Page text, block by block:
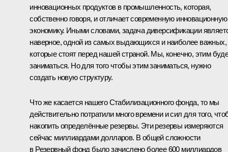
инновационных продуктов в промышленность, которая,
собственно говоря, и отличает современную инновационную
экономику. Иными словами, задача диверсификации
наверное, одной из самых выдающихся и наиболее важных,
которые стоят перед нашей страной. Мы, конечно, этим
заниматься. Но для того чтобы этим заниматься, нужно
создать новую структуру.
Что же касается нашего Стабилизационного фонда, то мы
действительно потратили много времени и сил для того,
накопить определённые резервы. Эти резервы измеряются
сейчас миллиардами долларов. В общей сложности
в Резервный фонд было зачислено более 600 миллиардов